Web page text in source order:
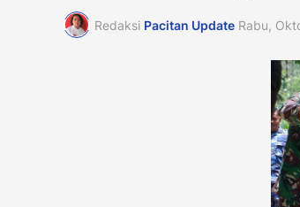
Redaksi Pacitan Update Rabu,